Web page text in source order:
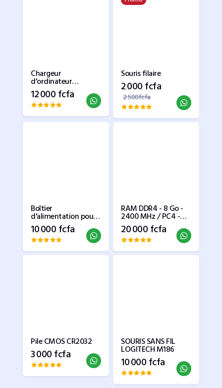
Chargeur
d'ordinateur
portable HP 19.5V
3.34A 65W HP Petit
bout
12 000 fcfa
Souris filaire
2 000 fcfa
2 500fcfa
Boîtier
d'alimentation pour
Unité Centrale 300w
10 000 fcfa
RAM DDR4 - 8 Go -
2400 MHz / PC4 -
Portable
20 000 fcfa
Pile CMOS CR2032
3 000 fcfa
SOURIS SANS FIL
LOGITECH M186
10 000 fcfa